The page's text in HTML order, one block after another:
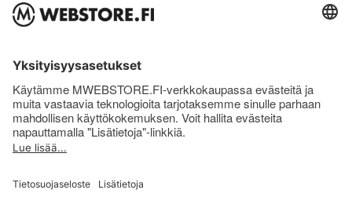
SISÄPIIRI
Sisäpiirin bonusohjelma
Uutiskirje
Uutiset ja artikkelit